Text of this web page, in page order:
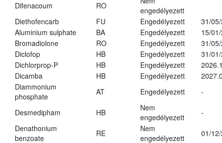
Difenacoum
RO
engedélyezett
Diethofencarb
FU Engedélyezett
31/
Aluminium sulphate
BA Engedélyezett
15/
Bromadiolone
RO Engedélyezett
31/
Diclofop
HB Engedélyezett
31/
Dichlorprop-P
HB Engedélyezett
Dicamba
HB Engedélyezett
Diammonium
phosphate
AT Engedélyezett -
Desmedipham HB
Nem
engedélyezett
-
Denathonium
benzoate
RE
Nem
engedélyezett
01/